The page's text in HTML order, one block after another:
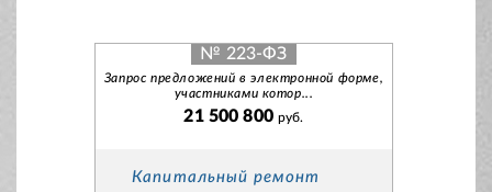
№ 223-ФЗ
Запрос предложений в электронной форме,
участниками котор...
21 500 800 руб.
Капитальный ремонт